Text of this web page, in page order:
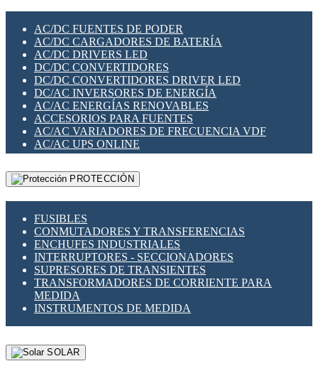
SWITCH Y MICROSWITCH
TARJETAS PI
UNIÓN Y DERIVACIÓN DE CABLE
PLACAS MODULARES IOT
SWITCHES Y REDES WIFI
SOLUCIONES IOT
SOLUCIONES LORAWAN
SOLUCIONES RED CELULAR
SEGURIDAD PARA REDES
SWITCHES LAN
TELEFONÍA IP (VOIP)
VIGILANCIA IP (CCTV)
MESHTASTIC
AC/DC FUENTES DE PODER
AC/DC CARGADORES DE BATERÍA
AC/DC DRIVERS LED
DC/DC CONVERTIDORES
DC/DC CONVERTIDORES DRIVER LED
DC/AC INVERSORES DE ENERGÍA
AC/AC ENERGÍAS RENOVABLES
ACCESORIOS PARA FUENTES
AC/AC VARIADORES DE FRECUENCIA VDF
AC/AC UPS ONLINE
PROTECCIÓN
FUSIBLES
CONMUTADORES Y TRANSFERENCIAS
ENCHUFES INDUSTRIALES
INTERRUPTORES - SECCIONADORES
SUPRESORES DE TRANSIENTES
TRANSFORMADORES DE CORRIENTE PARA
MEDIDA
INSTRUMENTOS DE MEDIDA
SOLAR